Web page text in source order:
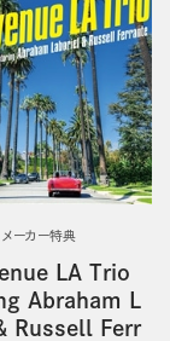
メーカー特典
LA Trio
Abraham L
Russell Ferr